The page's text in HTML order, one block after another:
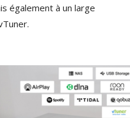
également à un large